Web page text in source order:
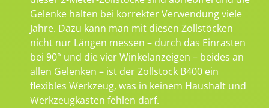
Gelenke halten bei korrekter Verwendung viele
Jahre. Dazu kann man mit diesen Zollstöcken
nicht nur Längen messen – durch das Einrasten
bei 90° und die vier Winkelanzeigen – beides an
allen Gelenken – ist der Zollstock B400 ein
flexibles Werkzeug, was in keinem Haushalt und
Werkzeugkasten fehlen darf.